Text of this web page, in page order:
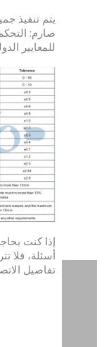
صارم:
للمعايير
إذا كنت
أسئلة، فلا
تفاصيل